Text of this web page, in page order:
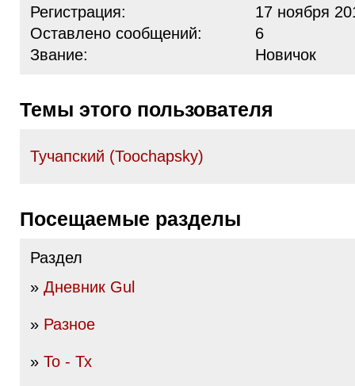
Регистрация:
17 ноября
Оставлено сообщений:
6
Звание:
Новичок
Темы этого пользователя
Тучапский (Toochapsky)
Посещаемые разделы
Раздел
» Дневник Gul
» Разное
» То - Тх